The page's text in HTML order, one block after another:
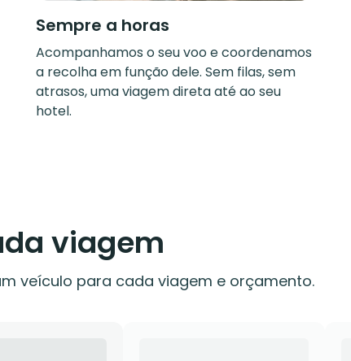
Sempre a horas
Acompanhamos o seu voo e coordenamos
a recolha em função dele. Sem filas, sem
atrasos, uma viagem direta até ao seu
hotel.
viagem
veículo para cada viagem e orçamento.